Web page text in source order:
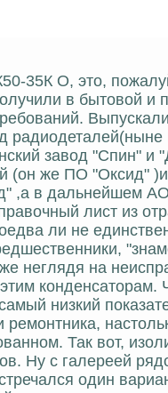
35К О, это,
в бытовой
завод "Спин" и
(он же ПО "Оксид"
,а в дальнейшем
лист из
ли не
неглядя на
конденсаторам.
низкий
Так вот,
Ну с галереей
один